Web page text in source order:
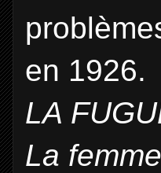
en 1926.
LA
La